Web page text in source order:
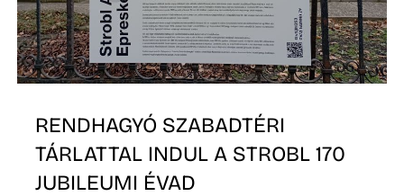
RENDHAGYÓ SZABADTÉRI
TÁRLATTAL INDUL A STROBL 170
JUBILEUMI ÉVAD